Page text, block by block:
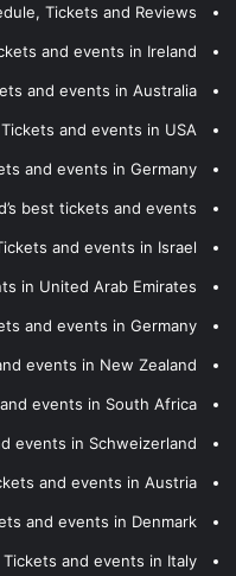
Tickets and Reviews
and events in Ireland
and events in Australia
Tickets and events in USA
and events in Germany
best tickets and events
and events in Israel
in United Arab Emirates
and events in Germany
events in New Zealand
events in South Africa
events in Schweizerland
and events in Austria
and events in Denmark
Tickets and events in Italy